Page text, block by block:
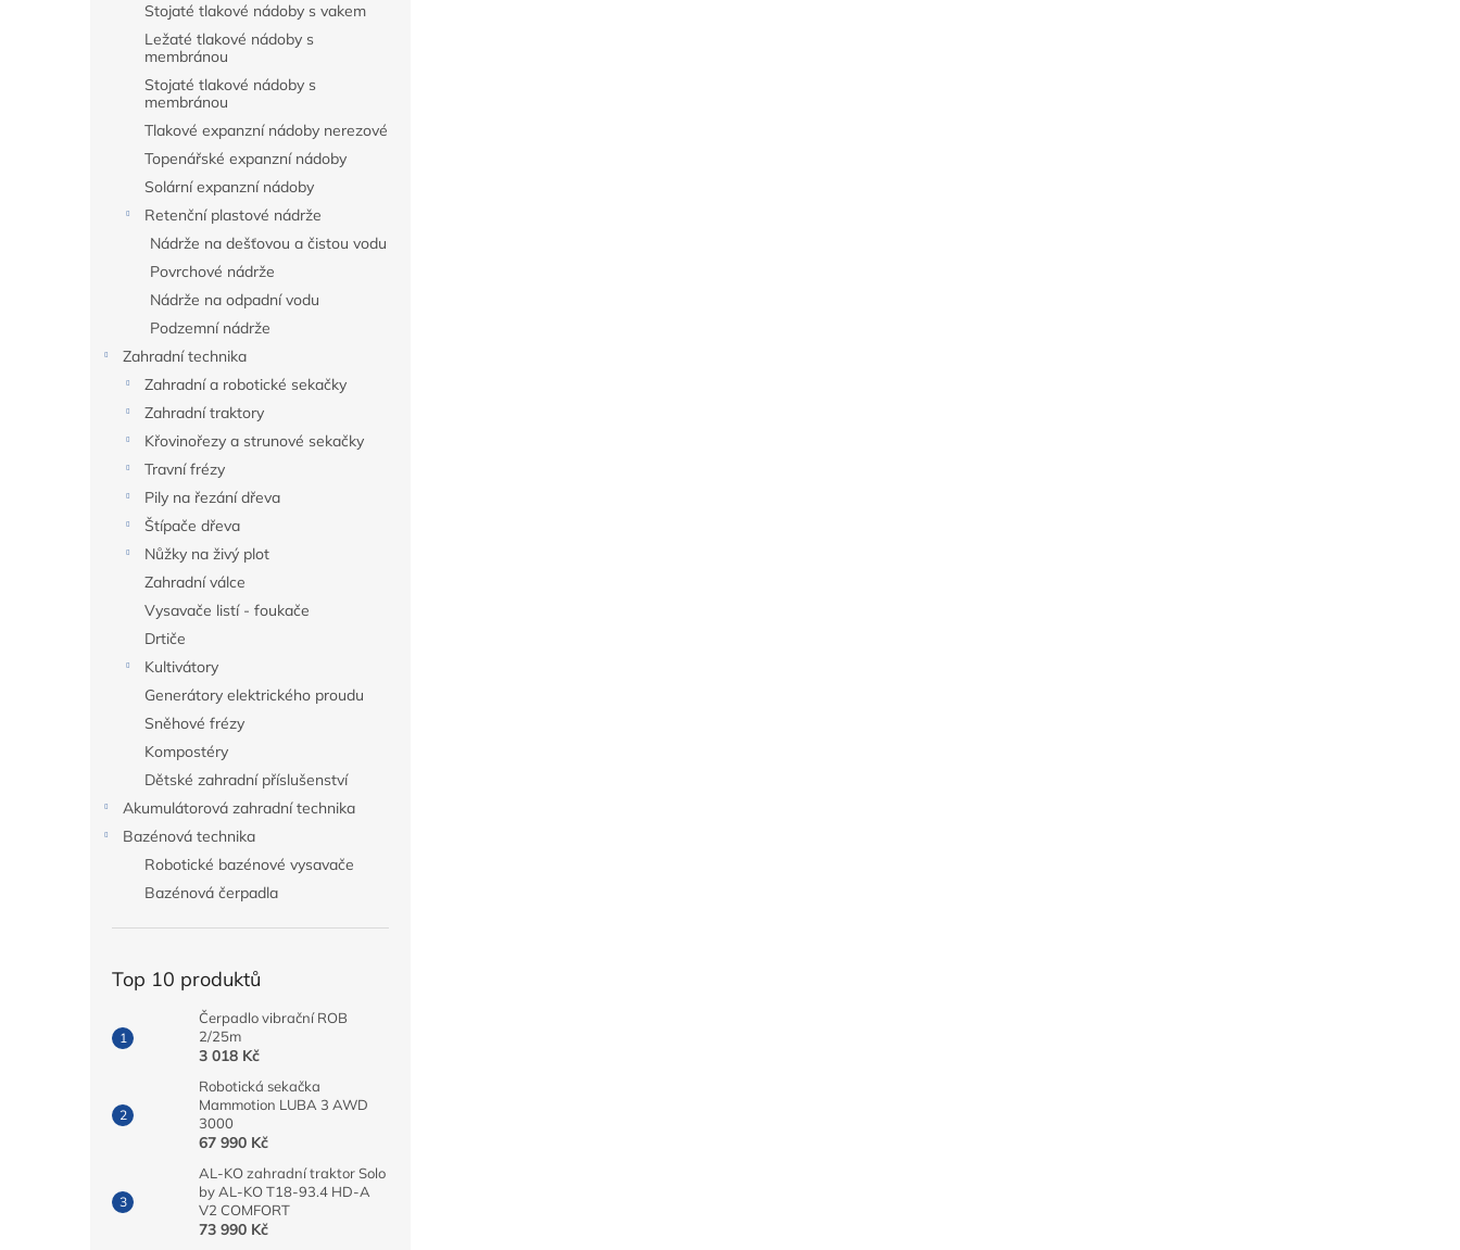
Stojaté tlakové nádoby s vakem
Ležaté tlakové nádoby s
membránou
Stojaté tlakové nádoby s
membránou
Tlakové expanzní nádoby nerezové
Topenářské expanzní nádoby
Solární expanzní nádoby
Retenční plastové nádrže
Nádrže na dešťovou a čistou vodu
Povrchové nádrže
Nádrže na odpadní vodu
Podzemní nádrže
Zahradní technika
Zahradní a robotické sekačky
Zahradní traktory
Křovinořezy a strunové sekačky
Travní frézy
Pily na řezání dřeva
Štípače dřeva
Nůžky na živý plot
Zahradní válce
Vysavače listí - foukače
Drtiče
Kultivátory
Generátory elektrického proudu
Sněhové frézy
Kompostéry
Dětské zahradní příslušenství
Akumulátorová zahradní technika
Bazénová technika
Robotické bazénové vysavače
Bazénová čerpadla
Top 10 produktů
Čerpadlo vibrační ROB
2/25m
3 018 Kč
Robotická sekačka
Mammotion LUBA 3 AWD
3000
67 990 Kč
AL-KO zahradní traktor Solo
by AL-KO T18-93.4 HD-A
V2 COMFORT
73 990 Kč